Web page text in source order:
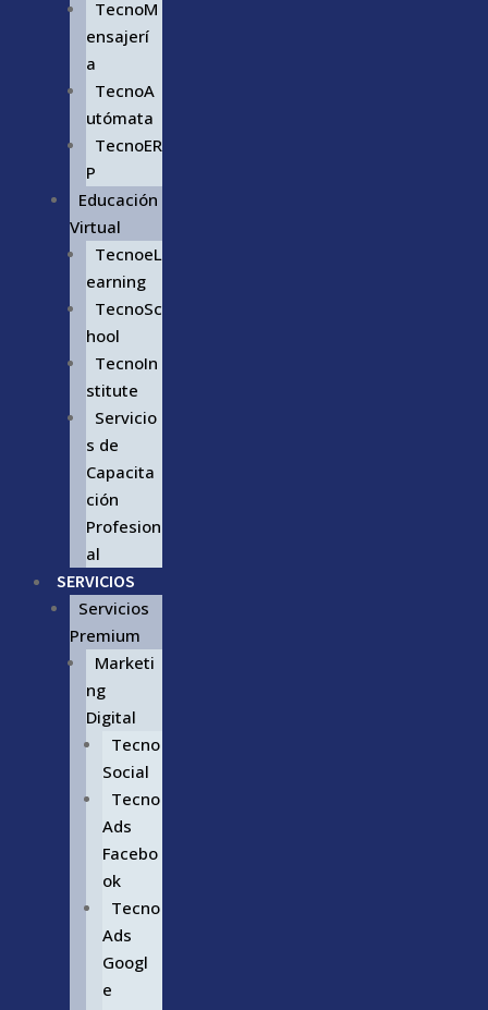
TecnoM
ensajerí
a
TecnoA
utómata
TecnoER
P
Educación
Virtual
TecnoeL
earning
TecnoSc
hool
TecnoIn
stitute
Servicio
s de
Capacita
ción
Profesion
al
SERVICIOS
Servicios
Premium
Marketi
ng
Digital
Tecno
Social
Tecno
Ads
Facebo
ok
Tecno
Ads
Googl
e